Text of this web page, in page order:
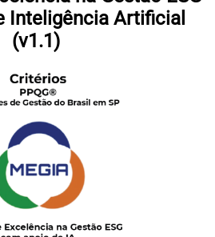
Inteligência Artificial
(v1.1)